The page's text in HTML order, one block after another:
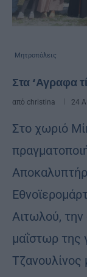
Μητροπόλεις
Στα ‘Αγραφα
από christina 24
Στο χωριό
Αιτωλού, την
μαΐστωρ της
Τζανουλίνος